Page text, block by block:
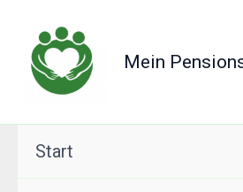
Inhalt
springen
Mein
Start